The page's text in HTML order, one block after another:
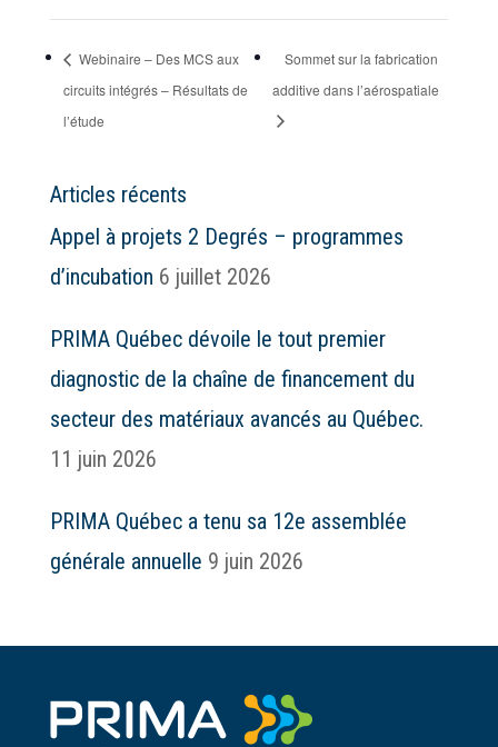
Webinaire – Des MCS aux
circuits intégrés – Résultats de
l’étude
Sommet sur la fabrication
additive dans l’aérospatiale
Articles récents
Appel à projets 2 Degrés – programmes
d’incubation 6 juillet 2026
PRIMA Québec dévoile le tout premier
diagnostic de la chaîne de financement du
secteur des matériaux avancés au Québec.
11 juin 2026
PRIMA Québec a tenu sa 12e assemblée
générale annuelle 9 juin 2026